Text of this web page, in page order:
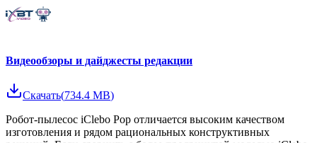
Видеообзоры и дайджесты редакции
Скачать(734.4 MB)
Робот-пылесос iClebo Pop отличается высоким качеством
изготовления и рядом рациональных конструктивных